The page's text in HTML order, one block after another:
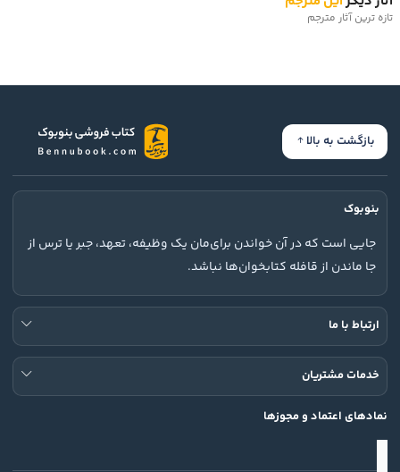
تازه ترین آثار مترجم
بازگشت به بالا
بنوبوک
جایی است که در آن خواندن برای‌مان یک وظیفه، تعهد، جبر یا ترس از
جا ماندن از قافله کتابخوان‌ها نباشد.
ارتباط با ما
خدمات مشتریان
نمادهای اعتماد و مجوزها